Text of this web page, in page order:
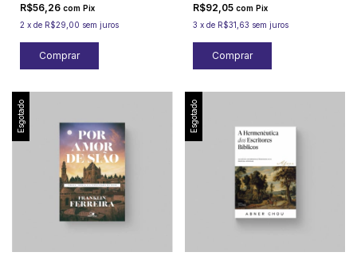
R$56,26 com Pix
2 x de R$29,00 sem juros
R$92,05 com Pix
3 x de R$31,63 sem juros
Esgotado Esgotado